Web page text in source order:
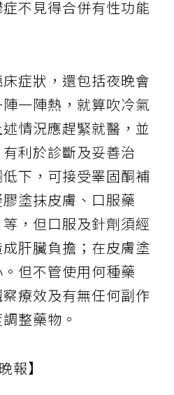
不見得合併有性功能
症狀，還包括夜晚會
一陣熱，就算吹冷氣
情況應趕緊就醫，並
利於診斷及妥善治
下，可接受睪固酮補
塗抹皮膚、口服藥
，但口服及針劑須經
肝臟負擔；在皮膚塗
但不管使用何種藥
療效及有無任何副作
整藥物。
報】